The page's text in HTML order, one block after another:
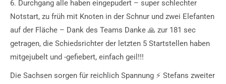
6. Durchgang alle haben eingepudert – super schlechter
Notstart, zu früh mit Knoten in der Schnur und zwei Elefanten
auf der Fläche – Dank des Teams Danke 🙏 zur 181 sec
getragen, die Schiedsrichter der letzten 5 Startstellen haben
mitgejubelt und -gefiebert, einfach geil!!!
Die Sachsen sorgen für reichlich Spannung ⚡️ Stefans zweiter